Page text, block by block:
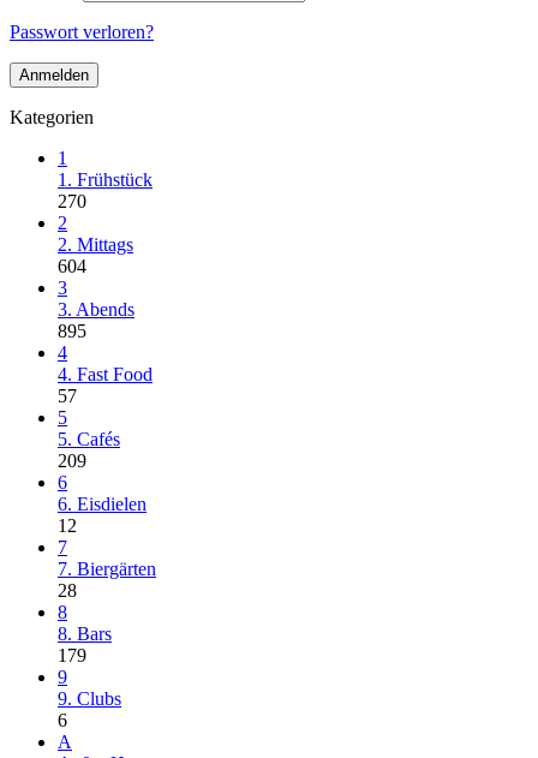
Passwort verloren?
Kategorien
1
1. Frühstück
270
2
2. Mittags
604
3
3. Abends
895
4
4. Fast Food
57
5
5. Cafés
209
6
6. Eisdielen
12
7
7. Biergärten
28
8
8. Bars
179
9
9. Clubs
6
A